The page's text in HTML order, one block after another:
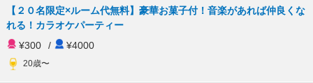
【２０名限定×ルーム代無料】豪華お菓子付！音楽があれば仲良くな
れる！カラオケパーティー
¥300
/ ¥4000
20歳〜